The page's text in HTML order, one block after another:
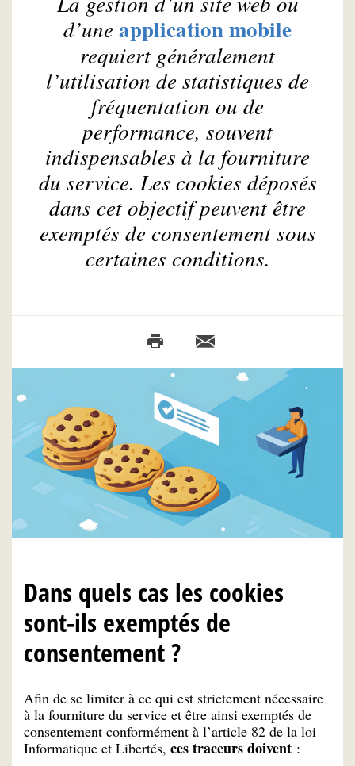
d’une application mobile
requiert généralement
l’utilisation de statistiques de
fréquentation ou de
performance, souvent
indispensables à la fourniture
du service. Les cookies déposés
dans cet objectif peuvent être
exemptés de consentement sous
certaines conditions.
Dans quels cas les cookies
sont-ils exemptés de
consentement ?
Afin de se limiter à ce qui est strictement nécessaire
à la fourniture du service et être ainsi exemptés de
consentement conformément à l’article 82 de la loi
Informatique et Libertés, ces traceurs doivent :